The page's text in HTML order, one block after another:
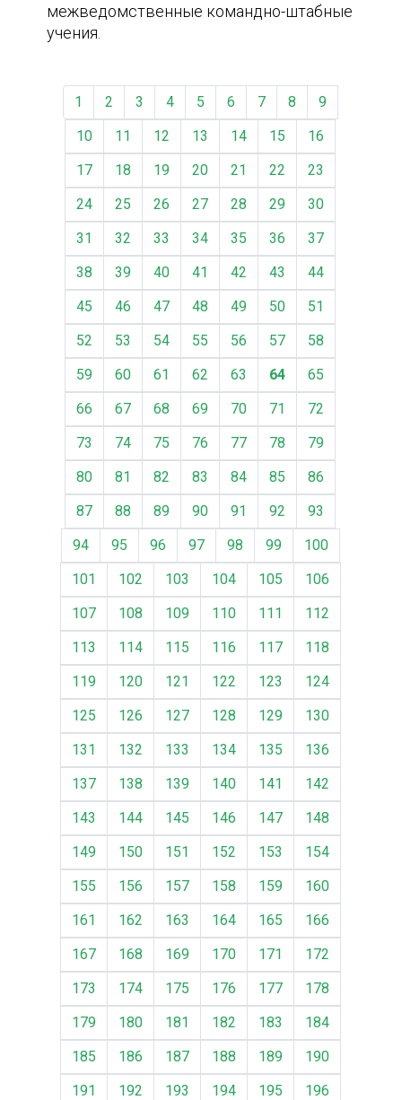
межведомственные командно-штабные
учения.
1 2 3 4 5 6 7 8
9
10
11 12 13 14 15
16
17
18 19 20 21 22
23
24
25 26 27 28 29
30
31
32 33 34 35 36
37
38
39 40 41 42 43
44
45
46 47 48 49 50
51
52
53 54 55 56 57
58
59
60 61 62 63 64
65
66
67 68 69 70 71
72
73
74 75 76 77 78
79
80
81 82 83 84 85
86
87
88 89 90 91 92
93
94
95 96 97 98 99
100
101
102 103 104 105
106
107
108 109 110 111
112
113
114 115 116 117
118
119
120 121 122 123
124
125
126 127 128 129
130
131
132 133 134 135
136
137
138 139 140 141
142
143
144 145 146 147
148
149
150 151 152 153
154
155
156 157 158 159
160
161
162 163 164 165
166
167
168 169 170 171
172
173
174 175 176 177
178
179
180 181 182 183
184
185
186 187 188 189
190
191
192 193 194 195
196